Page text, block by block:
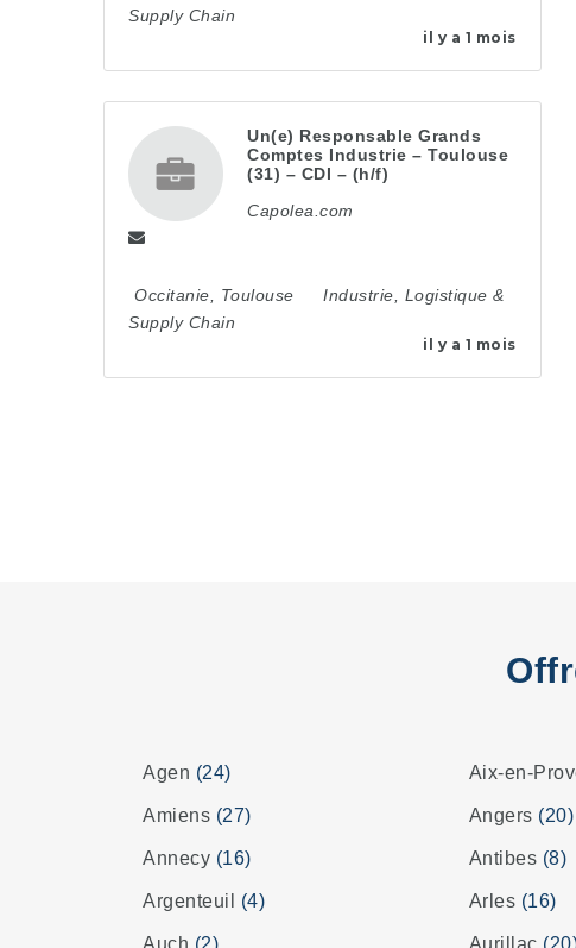
il y a 1 mois
Supply Chain
Un(e) Responsable Grands
Comptes Industrie – Toulouse
(31) – CDI – (h/f)
il y a 1 mois
Capolea.com
Occitanie Toulouse
Industrie, Logistique &
Supply Chain
Agen (24) Aix-en-
Amiens (27) Angers (20)
Annecy (16) Antibes (8)
Argenteuil (4) Arles (16)
Auch (2) Aurillac